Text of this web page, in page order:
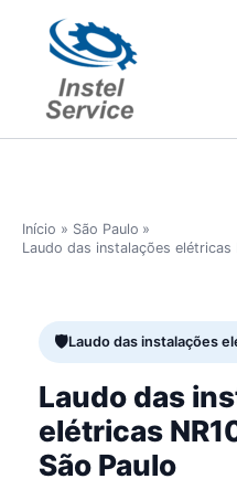
conteúdo
Início
São Paulo
Laudo das instalações elétricas
Laudo das instalações
Laudo das
elétricas
São Paulo